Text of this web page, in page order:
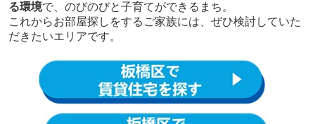
る環境で、のびのびと子育てができるまち。
これからお部屋探しをするご家族には、ぜひ検討していた
だきたいエリアです。